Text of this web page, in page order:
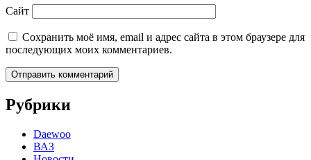
Сайт
Сохранить моё имя, email и адрес сайта в этом браузере для
последующих моих комментариев.
Рубрики
Daewoo
ВАЗ